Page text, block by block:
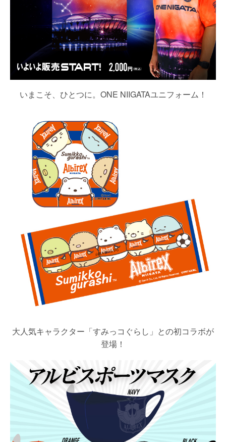
いまこそ、ひとつに。ONE NIIGATAユニフォーム！
大人気キャラクター「すみっコぐらし」との初コラボが
登場！